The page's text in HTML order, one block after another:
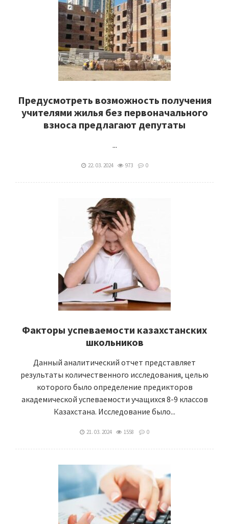
Предусмотреть возможность получения
учителями жилья без первоначального
взноса предлагают депутаты
...
22. 03. 2024 973 0
Факторы успеваемости казахстанских
школьников
Данный аналитический отчет представляет
результаты количественного исследования, целью
которого было определение предикторов
академической успеваемости учащихся 8-9 классов
Казахстана. Исследование было...
21. 03. 2024 1558 0